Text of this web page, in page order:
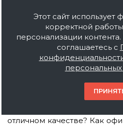
Чем ниже марка
блоков Аэростоун или
бренда, тем ниже
теплопроводности – и
дома из
приобрести Ютонг
отличном качестве? Как
Этот сайт использует
корректной
персонализации
соглашаетесь с